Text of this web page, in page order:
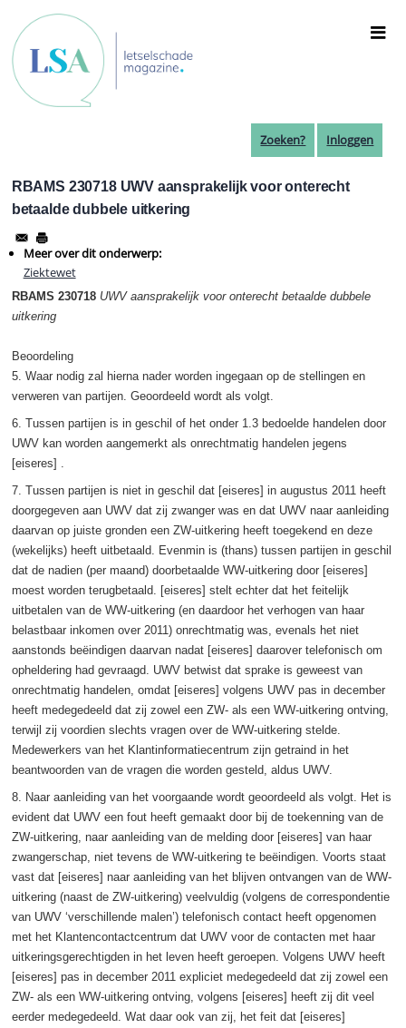
naar
de
inhoud
gaan
Zoeken? Inloggen
RBAMS 230718 UWV aansprakelijk voor onterecht
betaalde dubbele uitkering
Meer over dit onderwerp:
Ziektewet
RBAMS 230718 UWV aansprakelijk voor onterecht betaalde dubbele
uitkering
Beoordeling
5. Waar nodig zal hierna nader worden ingegaan op de stellingen en
verweren van partijen. Geoordeeld wordt als volgt.
6. Tussen partijen is in geschil of het onder 1.3 bedoelde handelen door
UWV kan worden aangemerkt als onrechtmatig handelen jegens
[eiseres] .
7. Tussen partijen is niet in geschil dat [eiseres] in augustus 2011 heeft
doorgegeven aan UWV dat zij zwanger was en dat UWV naar aanleiding
daarvan op juiste gronden een ZW-uitkering heeft toegekend en deze
(wekelijks) heeft uitbetaald. Evenmin is (thans) tussen partijen in geschil
dat de nadien (per maand) doorbetaalde WW-uitkering door [eiseres]
moest worden terugbetaald. [eiseres] stelt echter dat het feitelijk
uitbetalen van de WW-uitkering (en daardoor het verhogen van haar
belastbaar inkomen over 2011) onrechtmatig was, evenals het niet
aanstonds beëindigen daarvan nadat [eiseres] daarover telefonisch om
opheldering had gevraagd. UWV betwist dat sprake is geweest van
onrechtmatig handelen, omdat [eiseres] volgens UWV pas in december
heeft medegedeeld dat zij zowel een ZW- als een WW-uitkering ontving,
terwijl zij voordien slechts vragen over de WW-uitkering stelde.
Medewerkers van het Klantinformatiecentrum zijn getraind in het
beantwoorden van de vragen die worden gesteld, aldus UWV.
8. Naar aanleiding van het voorgaande wordt geoordeeld als volgt. Het is
evident dat UWV een fout heeft gemaakt door bij de toekenning van de
ZW-uitkering, naar aanleiding van de melding door [eiseres] van haar
zwangerschap, niet tevens de WW-uitkering te beëindigen. Voorts staat
vast dat [eiseres] naar aanleiding van het blijven ontvangen van de WW-
uitkering (naast de ZW-uitkering) veelvuldig (volgens de correspondentie
van UWV ‘verschillende malen’) telefonisch contact heeft opgenomen
met het Klantencontactcentrum dat UWV voor de contacten met haar
uitkeringsgerechtigden in het leven heeft geroepen. Volgens UWV heeft
[eiseres] pas in december 2011 expliciet medegedeeld dat zij zowel een
ZW- als een WW-uitkering ontving, volgens [eiseres] heeft zij dit veel
eerder medegedeeld. Wat daar ook van zij, het feit dat [eiseres]